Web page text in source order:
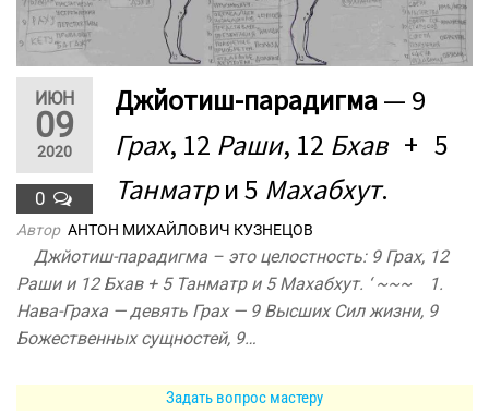
ИЮН
09
2020
0
Джйотиш-парадигма — 9
Грах, 12 Раши, 12 Бхав+ 5
Танматри 5 Махабхут.
Автор АНТОН МИХАЙЛОВИЧ КУЗНЕЦОВ
Джйотиш-парадигма – это целостность: 9 Грах, 12
Раши и 12 Бхав + 5 Танматр и 5 Махабхут. ‘ ~~~ 1.
Нава-Граха — девять Грах — 9 Высших Сил жизни, 9
Божественных сущностей, 9…
Задать вопрос мастеру